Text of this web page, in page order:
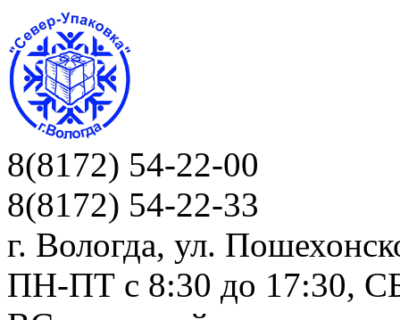
8(8172) 54-22-00
8(8172) 54-22-33
г. Вологда, ул.
ПН-ПТ c 8:30 до 17:30,